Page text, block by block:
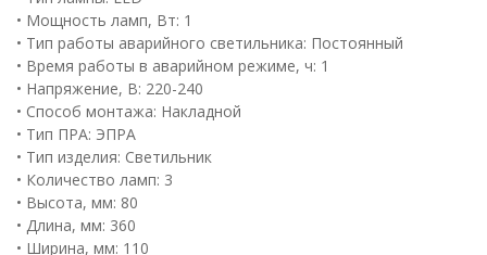
• Мощность ламп, Вт: 1
• Тип работы аварийного светильника: Постоянный
• Время работы в аварийном режиме, ч: 1
• Напряжение, В: 220-240
• Способ монтажа: Накладной
• Тип ПРА: ЭПРА
• Тип изделия: Светильник
• Количество ламп: 3
• Высота, мм: 80
• Длина, мм: 360
• Ширина, мм: 110